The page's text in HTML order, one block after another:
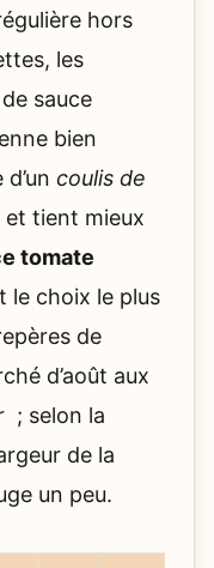
hors
les
sauce
bien
coulis de
et tient mieux
tomate
le choix le plus
de
d’août aux
; selon la
de la
un peu.